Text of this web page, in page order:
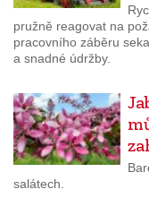
pružně reagovat na
pracovního záběru
a snadné údržby.
salátech.